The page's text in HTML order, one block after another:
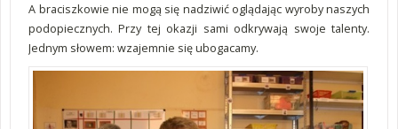
A braciszkowie nie mogą się nadziwić oglądając wyroby naszych
podopiecznych. Przy tej okazji sami odkrywają swoje talenty.
Jednym słowem: wzajemnie się ubogacamy.